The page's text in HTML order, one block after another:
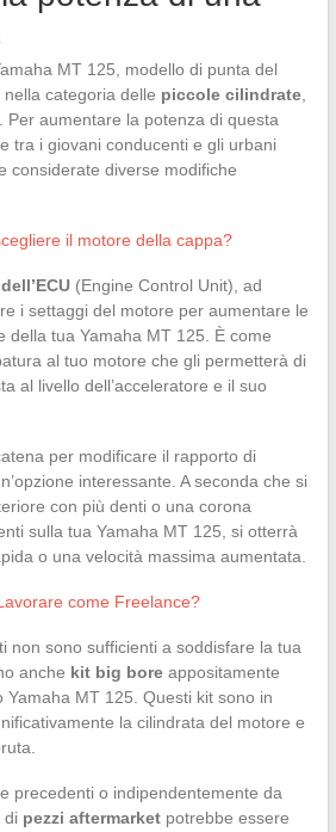
MT 125, modello di punta del
categoria delle piccole cilindrate,
Per aumentare la potenza di questa
tra i giovani conducenti e gli urbani
considerate diverse modifiche
il motore della cappa?
(Engine Control Unit), ad
i settaggi del motore per aumentare le
della tua Yamaha MT 125. È come
al tuo motore che gli permetterà di
al livello dell’acceleratore e il suo
per modificare il rapporto di
interessante. A seconda che si
con più denti o una corona
sulla tua Yamaha MT 125, si otterrà
o una velocità massima aumentata.
come Freelance?
non sono sufficienti a soddisfare la tua
anche kit big boreappositamente
Yamaha MT 125. Questi kit sono in
la cilindrata del motore e
precedenti o indipendentemente da
di pezzi aftermarketpotrebbe essere